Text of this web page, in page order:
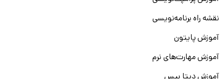
نقشه راه برنامه‌نویسی
آموزش پایتون
آموزش مهارت‌های نرم